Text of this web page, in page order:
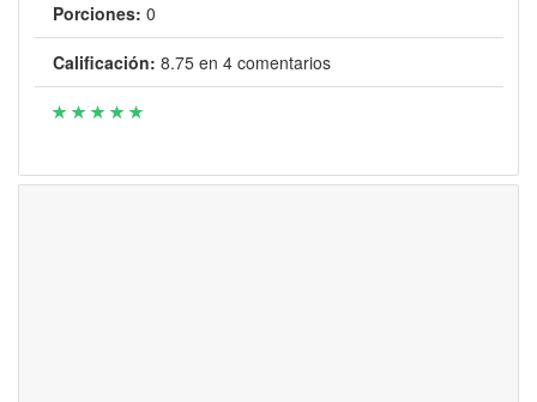
Porciones: 0
Calificación: 8.75 en 4comentarios